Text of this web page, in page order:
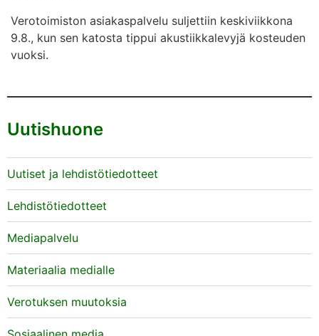
Verotoimiston asiakaspalvelu suljettiin keskiviikkona
9.8., kun sen katosta tippui akustiikkalevyjä kosteuden
vuoksi.
Uutishuone
Uutiset ja lehdistötiedotteet
Lehdistötiedotteet
Mediapalvelu
Materiaalia medialle
Verotuksen muutoksia